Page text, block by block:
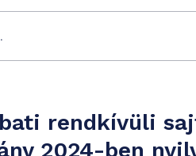
rendkívüli
2024-ben